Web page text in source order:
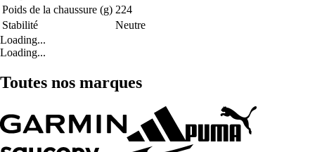
Poids de la chaussure (g) 224
Stabilité
Neutre
Loading...
Loading...
Toutes nos marques